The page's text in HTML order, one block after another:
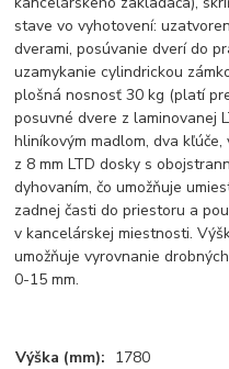
stave vo vyhotovení:
dverami, posúvanie dverí do
uzamykanie cylindrickou
plošná nosnosť 30 kg (platí
posuvné dvere z laminovanej
hliníkovým madlom, dva
z 8 mm LTD dosky s
dyhovaním, čo umožňuje
zadnej časti do priestoru a
v kancelárskej miestnosti.
umožňuje vyrovnanie
0-15 mm.
Výška (mm): 1780